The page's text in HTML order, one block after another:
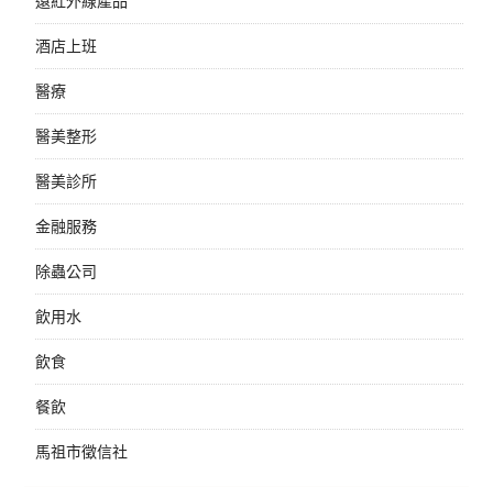
酒店上班
醫療
醫美整形
醫美診所
金融服務
除蟲公司
飲用水
飲食
餐飲
馬祖市徵信社